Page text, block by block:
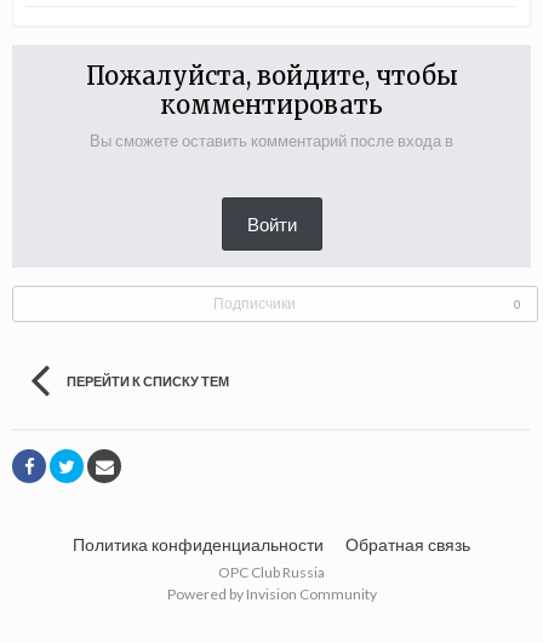
Пожалуйста, войдите, чтобы
комментировать
Вы сможете оставить комментарий после входа в
Войти
Подписчики 0
ПЕРЕЙТИ К СПИСКУ ТЕМ
Политика конфиденциальности Обратная связь
OPC Club Russia
Powered by Invision Community